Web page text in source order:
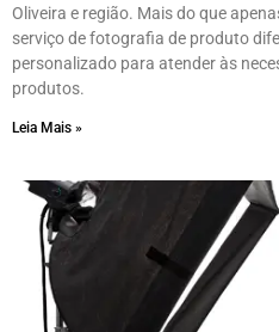
Oliveira e região. Mais do que
serviço de fotografia de produto
personalizado para atender às
produtos.
Leia Mais »